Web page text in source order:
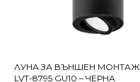
ЛУНА ЗА ВЪНШЕН МОНТАЖ
LVT-8795 GU10 – ЧЕРНА